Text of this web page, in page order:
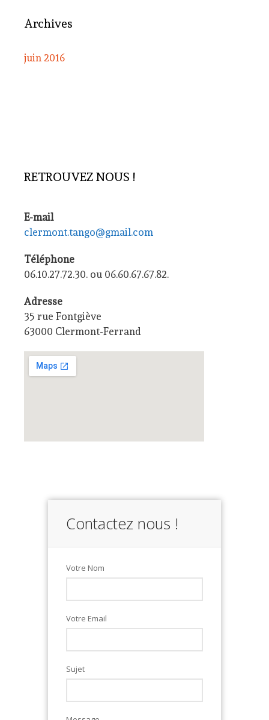
Archives
juin 2016
RETROUVEZ NOUS !
E-mail
clermont.tango@gmail.com
Téléphone
06.10.27.72.30. ou 06.60.67.67.82.
Adresse
35 rue Fontgiève
63000 Clermont-Ferrand
Contactez nous !
Votre Nom
Votre Email
Sujet